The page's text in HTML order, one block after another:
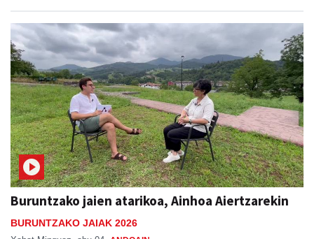
Buruntzako jaien atarikoa, Ainhoa Aiertzarekin
BURUNTZAKO JAIAK 2026